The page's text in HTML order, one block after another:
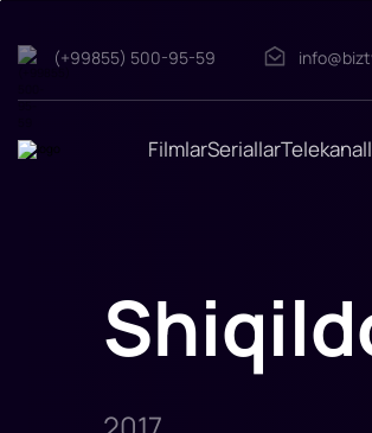
Shiqildoqlar
"Shiqildoqlar"
2017-
olingan.
(+99855) 500-95-59
FilmlarSeriallar